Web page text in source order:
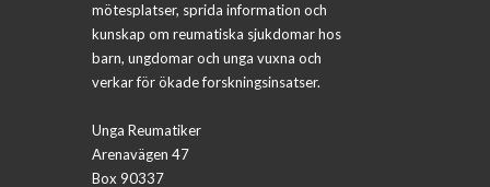
mötesplatser, sprida information och
kunskap om reumatiska sjukdomar hos
barn, ungdomar och unga vuxna och
verkar för ökade forskningsinsatser.
Unga Reumatiker
Arenavägen 47
Box 90337